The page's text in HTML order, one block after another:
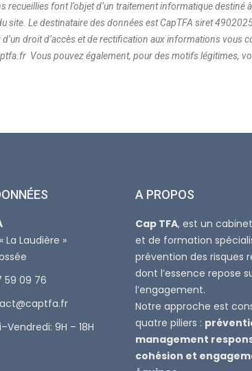
recueillies font l’objet d’un traitement informatique
site. Le destinataire des données est CapTFA siret
droit d’accès et de rectification aux informations vous
Vous pouvez également, pour des motifs légitimes,
La Laudière »
59 09 76
9H – 18H
A PROPOS
Cap TFA, est un
et de formation
prévention des risques
dont l’essence repose
l’engagement.
Notre approche est
quatre piliers :
management
cohésion et